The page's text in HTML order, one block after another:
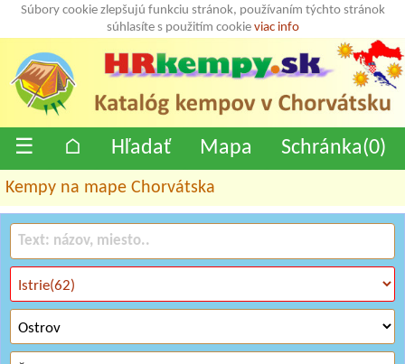
Súbory cookie zlepšujú funkciu stránok, používaním týchto stránok
súhlasíte s použitím cookie viac info
☰ ⌂ Hľadať Mapa Schránka(0)
Kempy na mape Chorvátska